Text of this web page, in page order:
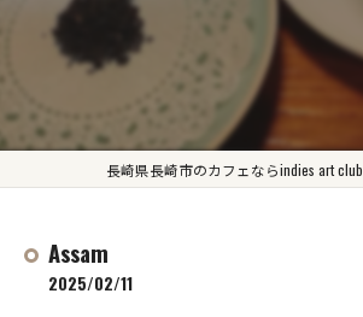
長崎県長崎市のカフェならindies art club
Assam
2025/02/11